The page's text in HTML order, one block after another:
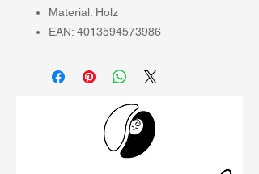
Material: Holz
EAN: 4013594573986